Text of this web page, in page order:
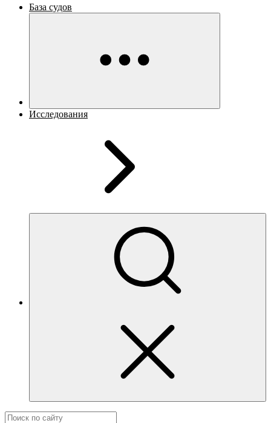
База судов
Исследования